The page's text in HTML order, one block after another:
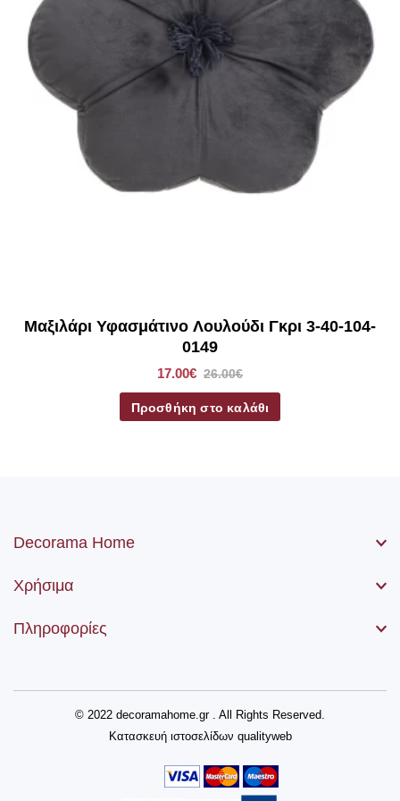
Μαξιλάρι Υφασμάτινο Λουλούδι Γκρι 3-40-104-
0149
17.00€ 26.00€
Προσθήκη στο καλάθι
Decorama Home
Χρήσιμα
Πληροφορίες
© 2022 decoramahome.gr . All Rights Reserved.
Κατασκευή ιστοσελίδων qualityweb